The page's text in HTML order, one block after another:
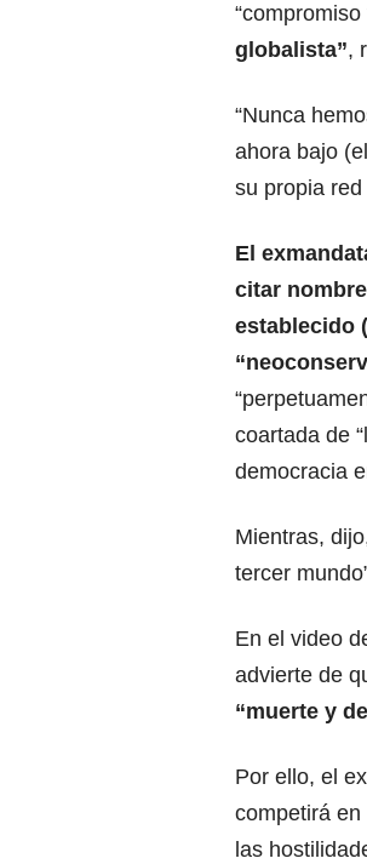
“compromiso
globalista”,
“Nunca
ahora bajo
su propia
El
citar
establecido
coartada de
democracia
Mientras,
tercer
En el video
advierte de
“muerte y
Por ello, el
competirá
las